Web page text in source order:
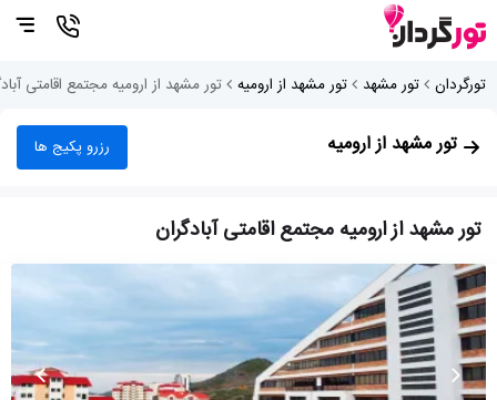
تورگردان تور مشهد تور مشهد از ارومیه تور مشهد از ارومیه مجتمع اقامتی
تور مشهد از ارومیه رزرو پکیج ها
تور مشهد از ارومیه مجتمع اقامتی آبادگران